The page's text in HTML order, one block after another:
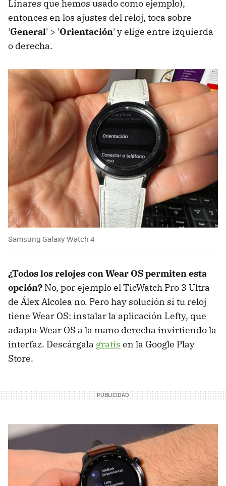
Linares que hemos usado como ejemplo),
entonces en los ajustes del reloj, toca sobre
'General' > 'Orientación' y elige entre izquierda
o derecha.
Samsung Galaxy Watch 4
¿Todos los relojes con Wear OS permiten esta
opción? No, por ejemplo el TicWatch Pro 3 Ultra
de Álex Alcolea no. Pero hay solución si tu reloj
tiene Wear OS: instalar la aplicación Lefty, que
adapta Wear OS a la mano derecha invirtiendo la
interfaz. Descárgala gratis en la Google Play
Store.